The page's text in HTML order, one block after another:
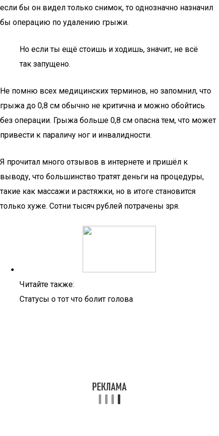
если бы он видел только снимок, то однозначно назначил
бы операцию по удалению грыжи.
Но если ты ещё стоишь и ходишь, значит, не всё
так запущено.
Не помню всех медицинских терминов, но запомнил, что
грыжа до 0,8 см обычно не критична и можно обойтись
без операции. Грыжа больше 0,8 см опасна тем, что может
привести к параличу ног и инвалидности.
Я прочитал много отзывов в интернете и пришёл к
выводу, что большинство тратят деньги на процедуры,
такие как массажи и растяжки, но в итоге становится
только хуже. Сотни тысяч рублей потрачены зря.
Читайте также:
Статусы о тот что болит голова